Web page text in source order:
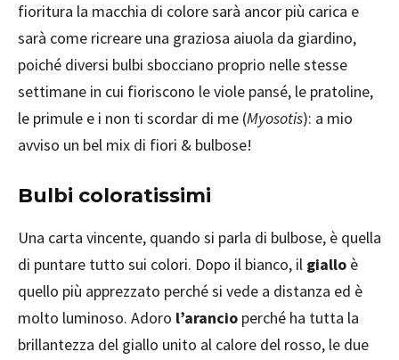
fioritura la macchia di colore sarà ancor più carica e
sarà come ricreare una graziosa aiuola da giardino,
poiché diversi bulbi sbocciano proprio nelle stesse
settimane in cui fioriscono le viole pansé, le pratoline,
le primule e i non ti scordar di me (Myosotis): a mio
avviso un bel mix di fiori & bulbose!
Bulbi coloratissimi
Una carta vincente, quando si parla di bulbose, è quella
di puntare tutto sui colori. Dopo il bianco, il giallo è
quello più apprezzato perché si vede a distanza ed è
molto luminoso. Adoro l’arancio perché ha tutta la
brillantezza del giallo unito al calore del rosso, le due